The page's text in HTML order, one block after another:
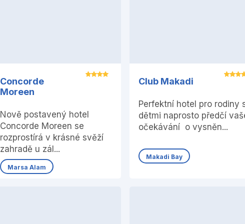
Concorde
Moreen
Nově postavený hotel
Concorde Moreen se
rozprostírá v krásné svěží
zahradě u zál...
Marsa Alam
Club Makadi
Perfektní hotel pro rodiny
dětmi naprosto předčí
očekávání o vysněn...
Makadi Bay